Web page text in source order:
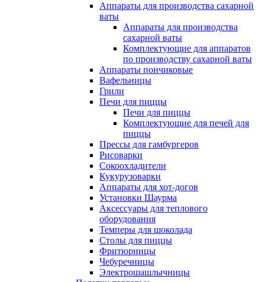
Аппараты для производства сахарной
ваты
Аппараты для производства
сахарной ваты
Комплектующие для аппаратов
по производству сахарной ваты
Аппараты пончиковые
Вафельницы
Грили
Печи для пиццы
Печи для пиццы
Комплектующие для печей для
пиццы
Прессы для гамбургеров
Рисоварки
Сокоохладители
Кукурузоварки
Аппараты для хот-догов
Установки Шаурма
Аксессуары для теплового
оборудования
Темперы для шоколада
Столы для пиццы
Фритюрницы
Чебуречницы
Электрошашлычницы